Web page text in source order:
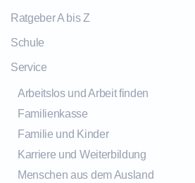
Ratgeber A bis Z
Schule
Service
Arbeitslos und Arbeit finden
Familienkasse
Familie und Kinder
Karriere und Weiterbildung
Menschen aus dem Ausland